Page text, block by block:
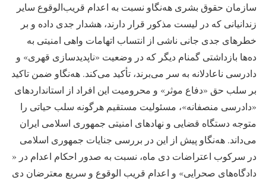
سازمان حقوق بشری هه‌نگاو نسبت به اعدام قریب‌الوقوع سایر
زندانیانی که در لیست مذکور قرار دارند، هشدار جدی داده و بر
خطر‌های جدی جانی ناشی از انتساب اتهامات واهی امنیتی به
ده‌ها بازداشتی گمنام دیگر که در وضعیت «ناپدیدسازی قهری» و
دادرسی ناعادلانه به سر می‌برند، تأکید می‌کند. هه‌نگاو ضمن تاکید
بر سلب حق «دفاع موثر» و محرومیت این افراد از استانداردهای
«دادرسی منصفانه»، مسئولیت مستقیم هرگونه سلب حیاتی را
متوجه دستگاه قضایی و نهادهای امنیتی جمهوری اسلامی ایران
می‌داند. هه‌نگاو پیش از این در بررسی جنایات جمهوری اسلامی
در سرکوب اعتراضات دی ماه، نسبت به صدور احکام اعدام در «
دادگاه‌های صحرایی» و اعدام قریب الوقوع و سریع معترضان دی